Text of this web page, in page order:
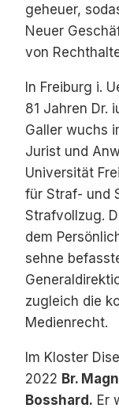
geheuer,
Neuer
von
In Freiburg i.
81 Jahren Dr.
Galler wuchs
Jurist und
Universität
für Straf- und
Strafvollzug.
dem
sehne
zugleich die
Medienrecht.
Im Kloster
2022 Br.
Bosshard. Er